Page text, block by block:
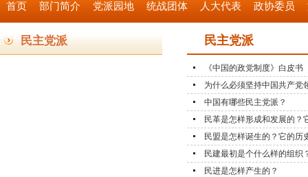
首页 部门简介 党派园地 统战团体 人大代表 政协委员
民主党派 民主党派
《中国的政党制度》白皮书
为什么必须坚持中国共产党
中国有哪些民主党派？
民革是怎样形成和发展的？
民盟是怎样诞生的？它的历
民建最初是个什么样的组织
民进是怎样产生的？